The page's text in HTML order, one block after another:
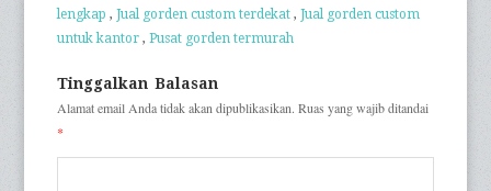
lengkap ,Jual gorden custom terdekat ,Jual gorden custom
untuk kantor ,Pusat gorden termurah
Tinggalkan Balasan
Alamat email Anda tidak akan dipublikasikan. Ruas yang wajib ditandai
*